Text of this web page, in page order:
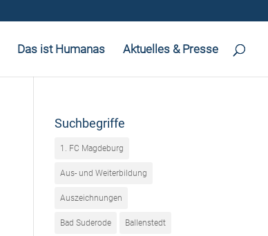
Das ist Humanas Aktuelles & Presse
Suchbegriffe
1. FC Magdeburg
Aus- und Weiterbildung
Auszeichnungen
Bad Suderode Ballenstedt